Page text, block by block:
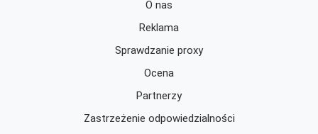
O nas
Reklama
Sprawdzanie proxy
Ocena
Partnerzy
Zastrzeżenie odpowiedzialności